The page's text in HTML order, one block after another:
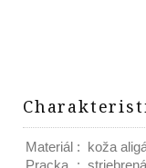
Materiál : koža